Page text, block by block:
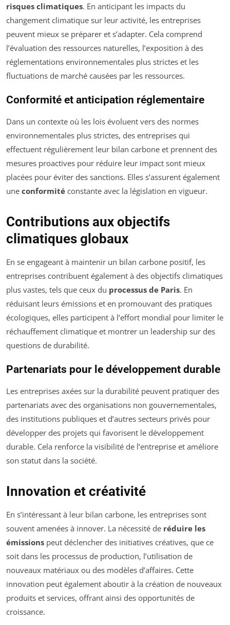
risques climatiques. En anticipant les impacts du
changement climatique sur leur activité, les entreprises
peuvent mieux se préparer et s’adapter. Cela comprend
l’évaluation des ressources naturelles, l’exposition à des
réglementations environnementales plus strictes et les
fluctuations de marché causées par les ressources.
Conformité et anticipation réglementaire
Dans un contexte où les lois évoluent vers des normes
environnementales plus strictes, des entreprises qui
effectuent régulièrement leur bilan carbone et prennent des
mesures proactives pour réduire leur impact sont mieux
placées pour éviter des sanctions. Elles s’assurent également
une conformité constante avec la législation en vigueur.
Contributions aux objectifs
climatiques globaux
En se engageant à maintenir un bilan carbone positif, les
entreprises contribuent également à des objectifs climatiques
plus vastes, tels que ceux du processus de Paris. En
réduisant leurs émissions et en promouvant des pratiques
écologiques, elles participent à l’effort mondial pour limiter le
réchauffement climatique et montrer un leadership sur des
questions de durabilité.
Partenariats pour le développement durable
Les entreprises axées sur la durabilité peuvent pratiquer des
partenariats avec des organisations non gouvernementales,
des institutions publiques et d’autres secteurs privés pour
développer des projets qui favorisent le développement
durable. Cela renforce la visibilité de l’entreprise et améliore
son statut dans la société.
Innovation et créativité
En s’intéressant à leur bilan carbone, les entreprises sont
souvent amenées à innover. La nécessité de réduire les
émissions peut déclencher des initiatives créatives, que ce
soit dans les processus de production, l’utilisation de
nouveaux matériaux ou des modèles d’affaires. Cette
innovation peut également aboutir à la création de nouveaux
produits et services, offrant ainsi des opportunités de
croissance.